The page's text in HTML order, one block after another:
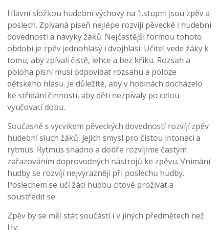
Hlavní složkou hudební výchovy na 1.stupni jsou zpěv a
poslech. Zpívaná píseň nejlépe rozvíjí pěvecké i hudební
dovednosti a návyky žáků. Nejčastější formou tohoto
období je zpěv jednohlasý i dvojhlasí. Učitel vede žáky k
tomu, aby zpívali čistě, lehce a bez křiku. Rozsah a
poloha písní musí odpovídat rozsahu a poloze
dětského hlasu. Je důležité, aby v hodinách docházelo
ke střídání činností, aby děti nezpívaly po celou
vyučovací dobu.
Současně s výcvikem pěveckých dovedností rozvíjí zpěv
hudební sluch žáků, jejich smysl pro čistou intonaci a
rytmus. Rytmus snadno a dobře rozvíjíme častým
zařazováním doprovodných nástrojů ke zpěvu. Vnímání
hudby se rozvíjí nejvýrazněji při poslechu hudby.
Poslechem se učí žáci hudbu citově prožívat a
soustředit se.
Zpěv by se měl stát součástí i v jiných předmětech než
Hv.